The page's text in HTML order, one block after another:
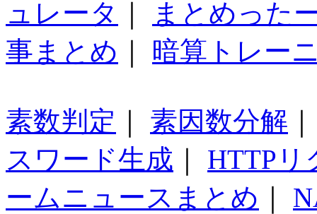
ュレータ
まとめった
事まとめ
暗算トレー
素数判定 素因数分解
スワード生成
HTTPリ
ームニュースまとめ